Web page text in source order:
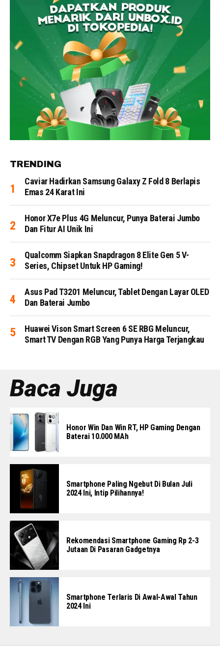
TRENDING
Caviar Hadirkan Samsung Galaxy Z Fold 8 Berlapis
Emas 24 Karat Ini
Honor X7e Plus 4G Meluncur, Punya Baterai Jumbo
Dan Fitur AI Unik Ini
Qualcomm Siapkan Snapdragon 8 Elite Gen 5 V-
Series, Chipset Untuk HP Gaming!
Asus Pad T3201 Meluncur, Tablet Dengan Layar OLED
Dan Baterai Jumbo
Huawei Vison Smart Screen 6 SE RBG Meluncur,
Smart TV Dengan RGB Yang Punya Harga Terjangkau
Baca Juga
Honor Win Dan Win RT, HP Gaming Dengan
Baterai 10.000 MAh
Smartphone Paling Ngebut Di Bulan Juli
2024 Ini, Intip Pilihannya!
Rekomendasi Smartphone Gaming Rp 2-3
Jutaan Di Pasaran Gadgetnya
Smartphone Terlaris Di Awal-Awal Tahun
2024 Ini